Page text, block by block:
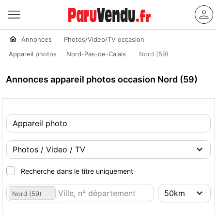
Annonces
Photos/Video/TV occasion
Appareil photos
Nord-Pas-de-Calais Nord (59)
Annonces appareil photos occasion Nord (59)
Recherche dans le titre uniquement
Nord (59)